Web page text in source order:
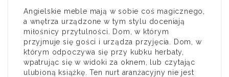
Angielskie meble mają w sobie coś magicznego,
a wnętrza urządzone w tym stylu doceniają
miłośnicy przytulności. Dom, w którym
przyjmuje się gości i urządza przyjęcia. Dom, w
którym odpoczywa się przy kubku herbaty,
wpatrując się w widoki za oknem, lub czytając
ulubioną książkę. Ten nurt aranżacyjny nie jest